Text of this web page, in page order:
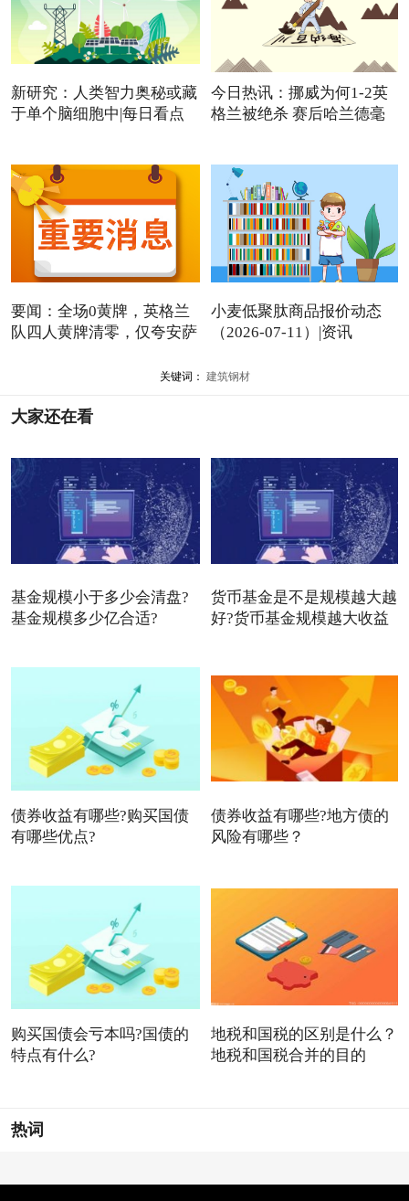
新研究：人类智力奥秘或藏
于单个脑细胞中|每日看点
今日热讯：挪威为何1-2英
格兰被绝杀 赛后哈兰德毫
要闻：全场0黄牌，英格兰
队四人黄牌清零，仅夸安萨
小麦低聚肽商品报价动态
（2026-07-11）|资讯
关键词： 建筑钢材
大家还在看
基金规模小于多少会清盘?
基金规模多少亿合适?
货币基金是不是规模越大越
好?货币基金规模越大收益
债券收益有哪些?购买国债
有哪些优点?
债券收益有哪些?地方债的
风险有哪些？
购买国债会亏本吗?国债的
特点有什么?
地税和国税的区别是什么？
地税和国税合并的目的
热词